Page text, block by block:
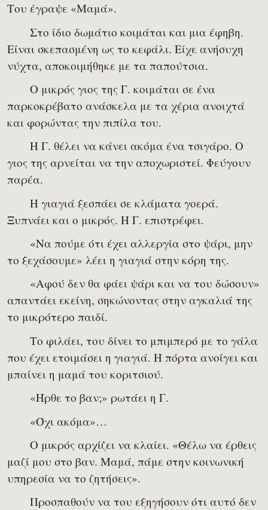
Του έγραψε «Μαμά».
Στο ίδιο δωμάτιο κοιμάται και μια έφηβη.
Είναι σκεπασμένη ως το κεφάλι. Είχε ανήσυχη
νύχτα, αποκοιμήθηκε με τα παπούτσια.
Ο μικρός γιος της Γ. κοιμάται σε ένα
παρκοκρέβατο ανάσκελα με τα χέρια ανοιχτά
και φορώντας την πιπίλα του.
Η Γ. θέλει να κάνει ακόμα ένα τσιγάρο. Ο
γιος της αρνείται να την αποχωριστεί. Φεύγουν
παρέα.
Η γιαγιά ξεσπάει σε κλάματα γοερά.
Ξυπνάει και ο μικρός. Η Γ. επιστρέφει.
«Να πούμε ότι έχει αλλεργία στο ψάρι, μην
το ξεχάσουμε» λέει η γιαγιά στην κόρη της.
«Αφού δεν θα φάει ψάρι και να του δώσουν»
απαντάει εκείνη, σηκώνοντας στην αγκαλιά της
το μικρότερο παιδί.
Το φιλάει, του δίνει το μπιμπερό με το γάλα
που έχει ετοιμάσει η γιαγιά. Η πόρτα ανοίγει και
μπαίνει η μαμά του κοριτσιού.
«Ήρθε το βαν;» ρωτάει η Γ.
«Όχι ακόμα»…
Ο μικρός αρχίζει να κλαίει. «Θέλω να έρθεις
μαζί μου στο βαν. Μαμά, πάμε στην κοινωνική
υπηρεσία να το ζητήσεις».
Προσπαθούν να του εξηγήσουν ότι αυτό δεν